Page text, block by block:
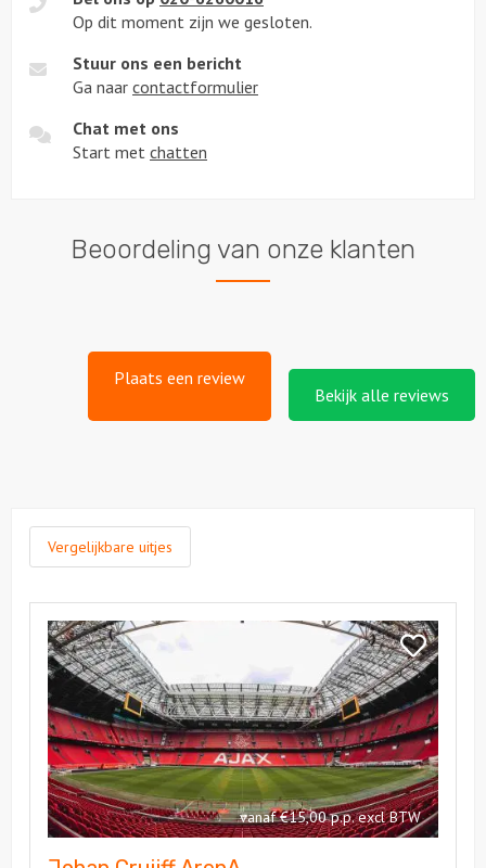
Op dit moment zijn we gesloten.
Stuur ons een bericht
Ga naar contactformulier
Chat met ons
Start met chatten
Beoordeling van onze klanten
Plaats een review
Bekijk alle reviews
Vergelijkbare uitjes
Bekijk
Johan
Cruijff
ArenA
vanaf €15,00 p.p. excl BTW
Bekijk
Johan
Cruijff
ArenA